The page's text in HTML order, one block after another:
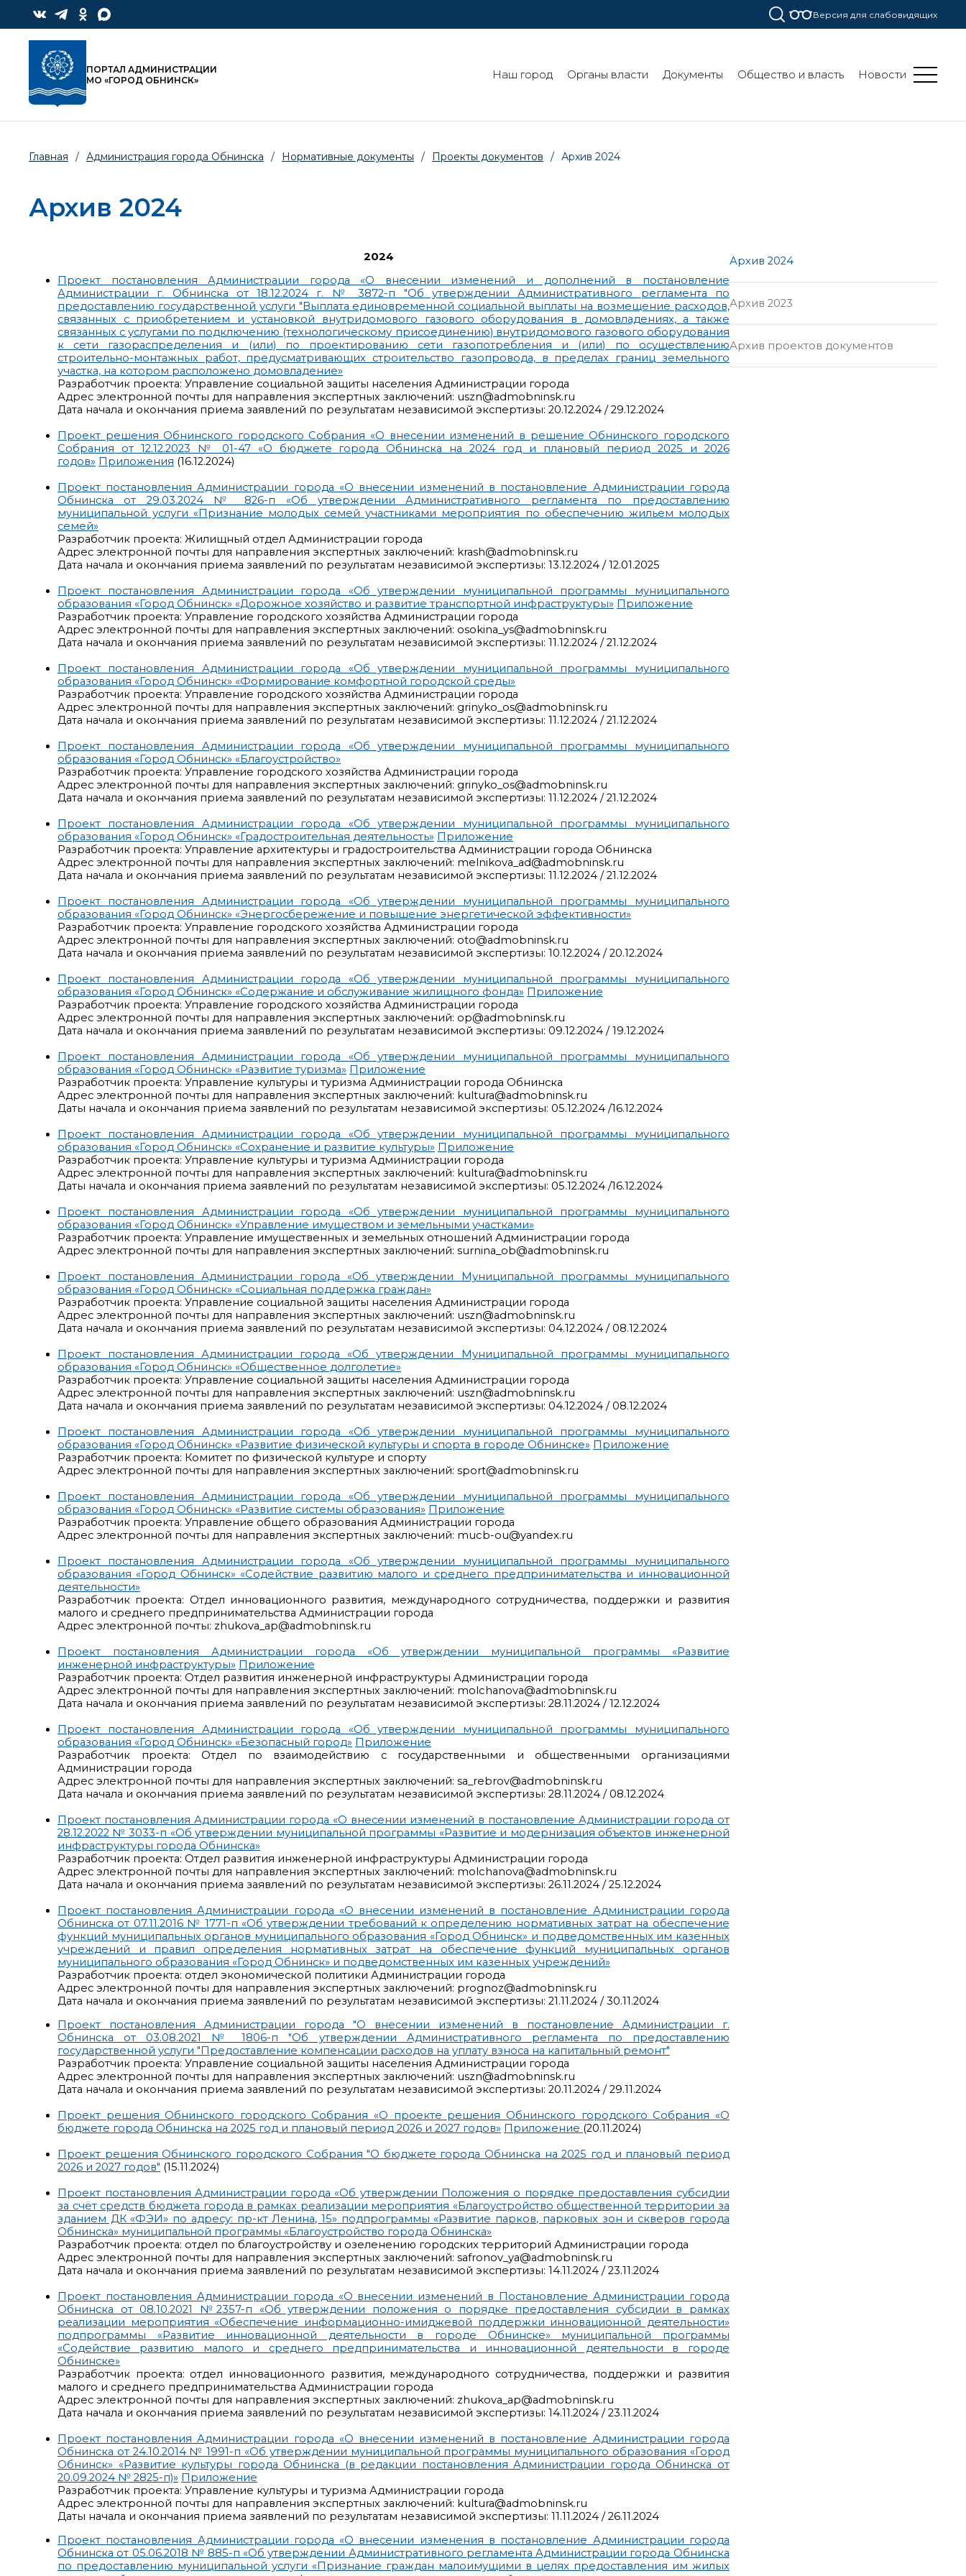
Версия для слабовидящих
ПОРТАЛ АДМИНИСТРАЦИИ
МО «ГОРОД ОБНИНСК»
Наш город Органы власти Документы Общество и власть Новости
Главная / Администрация города Обнинска / Нормативные документы / Проекты документов / Архив 2024
Архив 2024
2024
Проект постановления Администрации города «О внесении изменений и дополнений в постановление
Администрации г. Обнинска от 18.12.2024 г. № 3872-п "Об утверждении Административного регламента по
предоставлению государственной услуги "Выплата единовременной социальной выплаты на возмещение расходов,
связанных с приобретением и установкой внутридомового газового оборудования в домовладениях, а также
связанных с услугами по подключению (технологическому присоединению) внутридомового газового оборудования
к сети газораспределения и (или) по проектированию сети газопотребления и (или) по осуществлению
строительно-монтажных работ, предусматривающих строительство газопровода, в пределах границ земельного
участка, на котором расположено домовладение»
Разработчик проекта: Управление социальной защиты населения Администрации города
Адрес электронной почты для направления экспертных заключений: uszn@admobninsk.ru
Дата начала и окончания приема заявлений по результатам независимой экспертизы: 20.12.2024 / 29.12.2024
Проект решения Обнинского городского Собрания «О внесении изменений в решение Обнинского городского
Собрания от 12.12.2023 № 01-47 «О бюджете города Обнинска на 2024 год и плановый период 2025 и 2026
годов» Приложения (16.12.2024)
Проект постановления Администрации города «О внесении изменений в постановление Администрации города
Обнинска от 29.03.2024 № 826-п «Об утверждении Административного регламента по предоставлению
муниципальной услуги «Признание молодых семей участниками мероприятия по обеспечению жильем молодых
семей»
Разработчик проекта: Жилищный отдел Администрации города
Адрес электронной почты для направления экспертных заключений: krash@admobninsk.ru
Дата начала и окончания приема заявлений по результатам независимой экспертизы: 13.12.2024 / 12.01.2025
Проект постановления Администрации города «Об утверждении муниципальной программы муниципального
образования «Город Обнинск» «Дорожное хозяйство и развитие транспортной инфраструктуры» Приложение
Разработчик проекта: Управление городского хозяйства Администрации города
Адрес электронной почты для направления экспертных заключений: osokina_ys@admobninsk.ru
Дата начала и окончания приема заявлений по результатам независимой экспертизы: 11.12.2024 / 21.12.2024
Проект постановления Администрации города «Об утверждении муниципальной программы муниципального
образования «Город Обнинск» «Формирование комфортной городской среды»
Разработчик проекта: Управление городского хозяйства Администрации города
Адрес электронной почты для направления экспертных заключений: grinyko_os@admobninsk.ru
Дата начала и окончания приема заявлений по результатам независимой экспертизы: 11.12.2024 / 21.12.2024
Проект постановления Администрации города «Об утверждении муниципальной программы муниципального
образования «Город Обнинск» «Благоустройство»
Разработчик проекта: Управление городского хозяйства Администрации города
Адрес электронной почты для направления экспертных заключений: grinyko_os@admobninsk.ru
Дата начала и окончания приема заявлений по результатам независимой экспертизы: 11.12.2024 / 21.12.2024
Проект постановления Администрации города «Об утверждении муниципальной программы муниципального
образования «Город Обнинск» «Градостроительная деятельность» Приложение
Разработчик проекта: Управление архитектуры и градостроительства Администрации города Обнинска
Адрес электронной почты для направления экспертных заключений: melnikova_ad@admobninsk.ru
Дата начала и окончания приема заявлений по результатам независимой экспертизы: 11.12.2024 / 21.12.2024
Проект постановления Администрации города «Об утверждении муниципальной программы муниципального
образования «Город Обнинск» «Энергосбережение и повышение энергетической эффективности»
Разработчик проекта: Управление городского хозяйства Администрации города
Адрес электронной почты для направления экспертных заключений: oto@admobninsk.ru
Дата начала и окончания приема заявлений по результатам независимой экспертизы: 10.12.2024 / 20.12.2024
Проект постановления Администрации города «Об утверждении муниципальной программы муниципального
образования «Город Обнинск» «Содержание и обслуживание жилищного фонда» Приложение
Разработчик проекта: Управление городского хозяйства Администрации города
Адрес электронной почты для направления экспертных заключений: op@admobninsk.ru
Дата начала и окончания приема заявлений по результатам независимой экспертизы: 09.12.2024 / 19.12.2024
Проект постановления Администрации города «Об утверждении муниципальной программы муниципального
образования «Город Обнинск» «Развитие туризма» Приложение
Разработчик проекта: Управление культуры и туризма Администрации города Обнинска
Адрес электронной почты для направления экспертных заключений: kultura@admobninsk.ru
Даты начала и окончания приема заявлений по результатам независимой экспертизы: 05.12.2024 /16.12.2024
Проект постановления Администрации города «Об утверждении муниципальной программы муниципального
образования «Город Обнинск» «Сохранение и развитие культуры» Приложение
Разработчик проекта: Управление культуры и туризма Администрации города
Адрес электронной почты для направления экспертных заключений: kultura@admobninsk.ru
Даты начала и окончания приема заявлений по результатам независимой экспертизы: 05.12.2024 /16.12.2024
Проект постановления Администрации города «Об утверждении муниципальной программы муниципального
образования «Город Обнинск» «Управление имуществом и земельными участками»
Разработчик проекта: Управление имущественных и земельных отношений Администрации города
Адрес электронной почты для направления экспертных заключений: surnina_ob@admobninsk.ru
Проект постановления Администрации города «Об утверждении Муниципальной программы муниципального
образования «Город Обнинск» «Социальная поддержка граждан»
Разработчик проекта: Управление социальной защиты населения Администрации города
Адрес электронной почты для направления экспертных заключений: uszn@admobninsk.ru
Дата начала и окончания приема заявлений по результатам независимой экспертизы: 04.12.2024 / 08.12.2024
Проект постановления Администрации города «Об утверждении Муниципальной программы муниципального
образования «Город Обнинск» «Общественное долголетие»
Разработчик проекта: Управление социальной защиты населения Администрации города
Адрес электронной почты для направления экспертных заключений: uszn@admobninsk.ru
Дата начала и окончания приема заявлений по результатам независимой экспертизы: 04.12.2024 / 08.12.2024
Проект постановления Администрации города «Об утверждении муниципальной программы муниципального
образования «Город Обнинск» «Развитие физической культуры и спорта в городе Обнинске» Приложение
Разработчик проекта: Комитет по физической культуре и спорту
Адрес электронной почты для направления экспертных заключений: sport@admobninsk.ru
Проект постановления Администрации города «Об утверждении муниципальной программы муниципального
образования «Город Обнинск» «Развитие системы образования» Приложение
Разработчик проекта: Управление общего образования Администрации города
Адрес электронной почты для направления экспертных заключений: mucb-ou@yandex.ru
Проект постановления Администрации города «Об утверждении муниципальной программы муниципального
образования «Город Обнинск» «Содействие развитию малого и среднего предпринимательства и инновационной
деятельности»
Разработчик проекта: Отдел инновационного развития, международного сотрудничества, поддержки и развития
малого и среднего предпринимательства Администрации города
Адрес электронной почты: zhukova_ap@admobninsk.ru
Проект постановления Администрации города «Об утверждении муниципальной программы «Развитие
инженерной инфраструктуры» Приложение
Разработчик проекта: Отдел развития инженерной инфраструктуры Администрации города
Адрес электронной почты для направления экспертных заключений: molchanova@admobninsk.ru
Дата начала и окончания приема заявлений по результатам независимой экспертизы: 28.11.2024 / 12.12.2024
Проект постановления Администрации города «Об утверждении муниципальной программы муниципального
образования «Город Обнинск» «Безопасный город» Приложение
Разработчик проекта: Отдел по взаимодействию с государственными и общественными организациями
Администрации города
Адрес электронной почты для направления экспертных заключений: sa_rebrov@admobninsk.ru
Дата начала и окончания приема заявлений по результатам независимой экспертизы: 28.11.2024 / 08.12.2024
Проект постановления Администрации города «О внесении изменений в постановление Администрации города от
28.12.2022 № 3033-п «Об утверждении муниципальной программы «Развитие и модернизация объектов инженерной
инфраструктуры города Обнинска»
Разработчик проекта: Отдел развития инженерной инфраструктуры Администрации города
Адрес электронной почты для направления экспертных заключений: molchanova@admobninsk.ru
Дата начала и окончания приема заявлений по результатам независимой экспертизы: 26.11.2024 / 25.12.2024
Проект постановления Администрации города «О внесении изменений в постановление Администрации города
Обнинска от 07.11.2016 № 1771-п «Об утверждении требований к определению нормативных затрат на обеспечение
функций муниципальных органов муниципального образования «Город Обнинск» и подведомственных им казенных
учреждений и правил определения нормативных затрат на обеспечение функций муниципальных органов
муниципального образования «Город Обнинск» и подведомственных им казенных учреждений»
Разработчик проекта: отдел экономической политики Администрации города
Адрес электронной почты для направления экспертных заключений: prognoz@admobninsk.ru
Дата начала и окончания приема заявлений по результатам независимой экспертизы: 21.11.2024 / 30.11.2024
Проект постановления Администрации города "О внесении изменений в постановление Администрации г.
Обнинска от 03.08.2021 № 1806-п "Об утверждении Административного регламента по предоставлению
государственной услуги "Предоставление компенсации расходов на уплату взноса на капитальный ремонт"
Разработчик проекта: Управление социальной защиты населения Администрации города
Адрес электронной почты для направления экспертных заключений: uszn@admobninsk.ru
Дата начала и окончания приема заявлений по результатам независимой экспертизы: 20.11.2024 / 29.11.2024
Проект решения Обнинского городского Собрания «О проекте решения Обнинского городского Собрания «О
бюджете города Обнинска на 2025 год и плановый период 2026 и 2027 годов» Приложение (20.11.2024)
Проект решения Обнинского городского Собрания "О бюджете города Обнинска на 2025 год и плановый период
2026 и 2027 годов" (15.11.2024)
Проект постановления Администрации города «Об утверждении Положения о порядке предоставления субсидии
за счёт средств бюджета города в рамках реализации мероприятия «Благоустройство общественной территории за
зданием ДК «ФЭИ» по адресу: пр-кт Ленина, 15» подпрограммы «Развитие парков, парковых зон и скверов города
Обнинска» муниципальной программы «Благоустройство города Обнинска»
Разработчик проекта: отдел по благоустройству и озеленению городских территорий Администрации города
Адрес электронной почты для направления экспертных заключений: safronov_ya@admobninsk.ru
Дата начала и окончания приема заявлений по результатам независимой экспертизы: 14.11.2024 / 23.11.2024
Проект постановления Администрации города «О внесении изменений в Постановление Администрации города
Обнинска от 08.10.2021 №2357-п «Об утверждении положения о порядке предоставления субсидии в рамках
реализации мероприятия «Обеспечение информационно-имиджевой поддержки инновационной деятельности»
подпрограммы «Развитие инновационной деятельности в городе Обнинске» муниципальной программы
«Содействие развитию малого и среднего предпринимательства и инновационной деятельности в городе
Обнинске»
Разработчик проекта: отдел инновационного развития, международного сотрудничества, поддержки и развития
малого и среднего предпринимательства Администрации города
Адрес электронной почты для направления экспертных заключений: zhukova_ap@admobninsk.ru
Дата начала и окончания приема заявлений по результатам независимой экспертизы: 14.11.2024 / 23.11.2024
Проект постановления Администрации города «О внесении изменений в постановление Администрации города
Обнинска от 24.10.2014 № 1991-п «Об утверждении муниципальной программы муниципального образования «Город
Обнинск» «Развитие культуры города Обнинска (в редакции постановления Администрации города Обнинска от
20.09.2024 № 2825-п)» Приложение
Разработчик проекта: Управление культуры и туризма Администрации города
Адрес электронной почты для направления экспертных заключений: kultura@admobninsk.ru
Даты начала и окончания приема заявлений по результатам независимой экспертизы: 11.11.2024 / 26.11.2024
Проект постановления Администрации города «О внесении изменения в постановление Администрации города
Обнинска от 05.06.2018 № 885-п «Об утверждении Административного регламента Администрации города Обнинска
по предоставлению муниципальной услуги «Признание граждан малоимущими в целях предоставления им жилых
Архив 2024
Архив 2023
Архив проектов документов